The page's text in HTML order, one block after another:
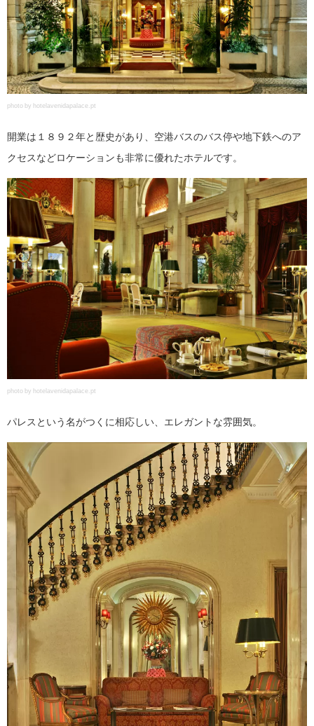
photo by hotelavenidapalace.pt
開業は１８９２年と歴史があり、空港バスのバス停や地下鉄へのア
クセスなどロケーションも非常に優れたホテルです。
photo by hotelavenidapalace.pt
パレスという名がつくに相応しい、エレガントな雰囲気。